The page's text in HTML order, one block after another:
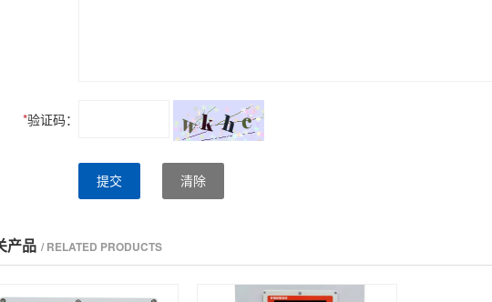
*验证码：
提交 清除
产品 / RELATED PRODUCTS